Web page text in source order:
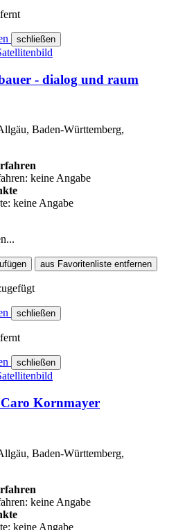
schließen
- dialog und raum
Baden-Württemberg,
keine Angabe
keine Angabe
aus Favoritenliste entfernen
schließen
schließen
Kornmayer
Baden-Württemberg,
keine Angabe
keine Angabe